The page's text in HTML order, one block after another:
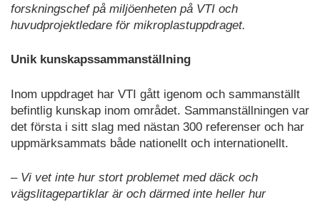
forskningschef på miljöenheten på VTI och
huvudprojektledare för mikroplastuppdraget.
Unik kunskapssammanställning
Inom uppdraget har VTI gått igenom och sammanställt
befintlig kunskap inom området. Sammanställningen var
det första i sitt slag med nästan 300 referenser och har
uppmärksammats både nationellt och internationellt.
– Vi vet inte hur stort problemet med däck och
vägslitagepartiklar är och därmed inte heller hur